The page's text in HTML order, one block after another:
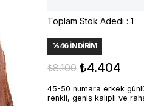
Toplam Stok Adedi : 1
%46İNDIRIM
₺8.100 ₺4.404
45-50 numara erkek
renkli, geniş kalıplı ve